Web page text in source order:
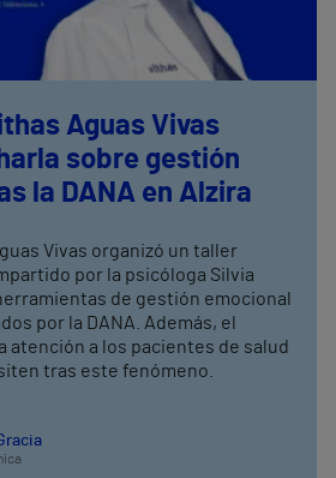
Aguas Vivas
sobre gestión
la DANA en Alzira
Vivas organizó un taller
por la psicóloga Silvia
de gestión emocional
por la DANA. Además, el
atención a los pacientes de salud
tras este fenómeno.